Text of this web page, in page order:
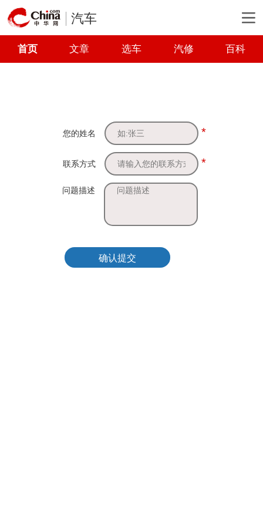
汽车
首页 文章 选车 汽修 百科
您的姓名 *
联系方式 *
问题描述
确认提交